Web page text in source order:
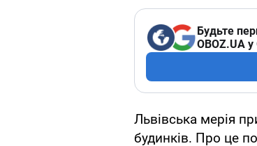
Будьте
OBOZ.UA
Львівська мерія
будинків. Про це